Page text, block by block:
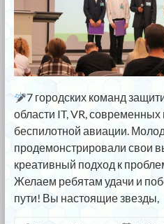
7 городских команд
области IT, VR, современных
беспилотной авиации.
продемонстрировали свои
креативный подход к
Желаем ребятам удачи и
пути! Вы настоящие звезды,